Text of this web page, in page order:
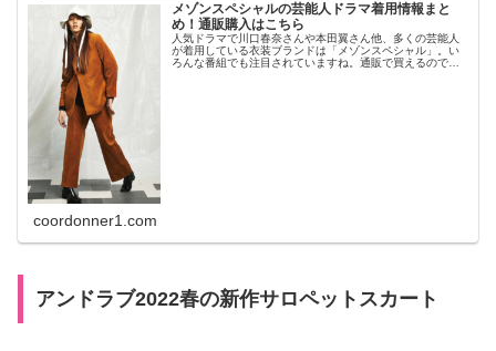
メゾンスペシャルの芸能人ドラマ着用情報まと
め！通販購入はこちら
人気ドラマで川口春奈さんや本田翼さん他、多くの芸能人
が着用している衣装ブランドは「メゾンスペシャル」。い
ろんな番組でも注目されていますね。通販で買えるのでし
coordonner1.com
アンドラブ2022春の新作サロペットスカート